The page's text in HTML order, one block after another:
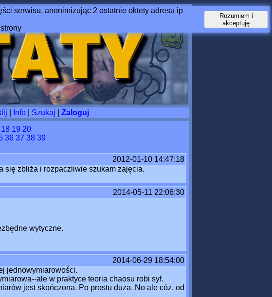
serwisu, anonimizując 2 ostatnie oktety adresu ip
Rozumiem i
akceptuję
Info| Szukaj
Zaloguj
18 19 20
36 37 38 39
2012-01-10 14:47:18
się zbliża i rozpaczliwie szukam zajęcia.
2014-05-11 22:06:30
wytyczne.
2014-06-29 18:54:00
jednowymiarowości.
ale w praktyce teoria chaosu robi syf.
jest skończona. Po prostu duża. No ale cóż, od